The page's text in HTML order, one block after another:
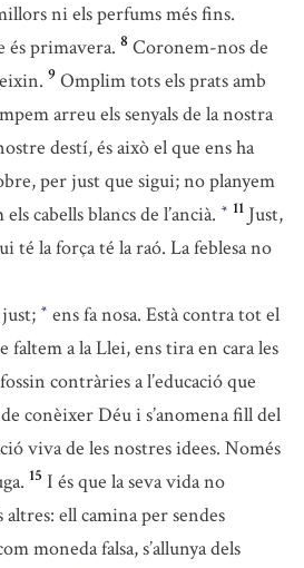
ni els perfums més fins.
és primavera. 8 Coronem-nos de
9 Omplim tots els prats amb
arreu els senyals de la nostra
destí, és això el que ens ha
per just que sigui; no planyem
cabells blancs de l’ancià. * 11 Just,
té la força té la raó. La feblesa no
just; * ens fa nosa. Està contra tot el
faltem a la Llei, ens tira en cara les
contràries a l’educació que
conèixer Déu i s’anomena fill del
viva de les nostres idees. Només
15 I és que la seva vida no
altres: ell camina per sendes
moneda falsa, s’allunya dels